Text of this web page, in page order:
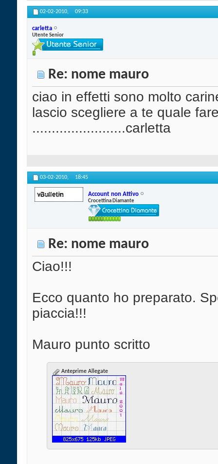
02-02-2010, 09:33
carletta
Utente Senior
Re: nome mauro
ciao in effetti sono molto
lascio scegliere a te quale
........................carletta
03-02-2010, 18:45
Account non Attivo
Crocettina Diamante
Re: nome mauro
Ciao!!!
Ecco quanto ho preparato.
piaccia!!!
Mauro punto scritto
Anteprime Allegate